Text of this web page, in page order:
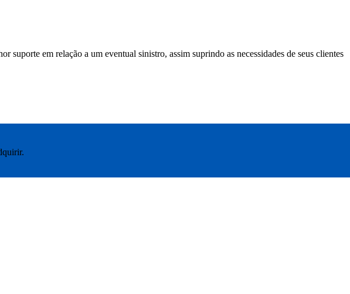
suporte em relação a um eventual sinistro, assim suprindo as necessidades de seus clientes